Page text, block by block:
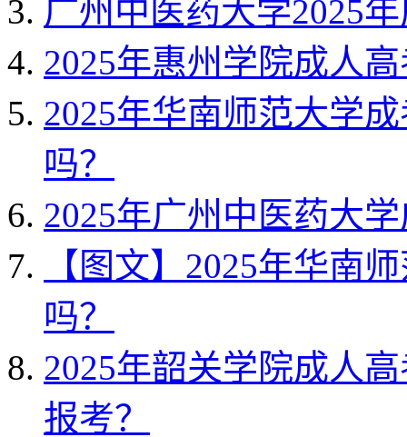
广州中医药大学2025
2025年惠州学院成人
2025年华南师范大学
吗？
2025年广州中医药大
【图文】2025年华南
吗？
2025年韶关学院成人
报考？